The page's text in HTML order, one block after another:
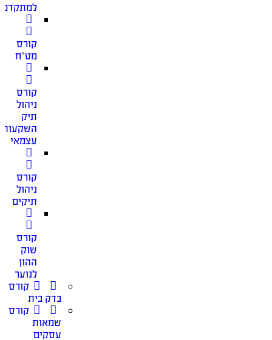
קורס
מט”ח
קורס
ניהול
תיק
השקעות
עצמאי
קורס
ניהול
תיקים
קורס
שוק
ההון
לנוער
קורס
בדק בית
קורס
שמאות
עסקים